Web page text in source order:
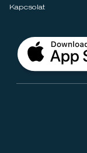
Kapcsolat